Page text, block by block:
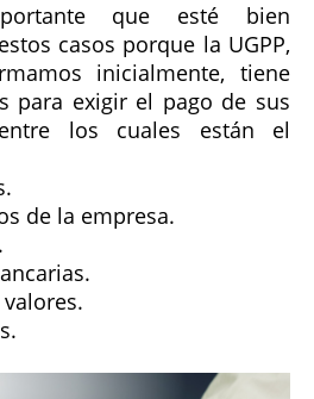
que esté bien
casos porque la UGPP,
inicialmente, tiene
para exigir el pago de sus
los cuales están el
de la empresa.